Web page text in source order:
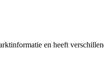
en heeft